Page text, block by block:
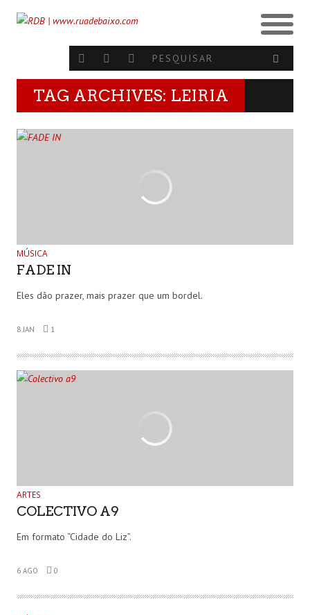
TAG ARCHIVES: LEIRIA
MÚSICA
FADE IN
Eles dão prazer, mais prazer que um bordel.
8 JAN 1
ARTES
COLECTIVO A9
Em formato “Cidade do Liz”.
6 AGO 0